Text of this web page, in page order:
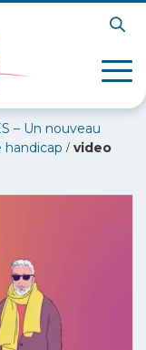
– Un nouveau
handicap / video